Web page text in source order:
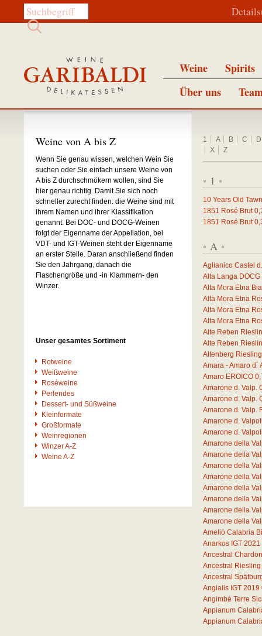
Diese Website durchsuchen:
Weine
Spirits
Über uns
1 A B C
D
X
Z
* 1 *
10 Years Old
1851 Rosé Brut
1851 Rosé Brut
* A *
Aglianico Castel
Alta Langa
Alta Mora Etna
Alta Mora Etna
Alta Mora Etna
Alta Mora Etna
Alte Reben
Alte Reben
Altenberg
Amara - Amaro d´
Amaro EROICO
Amarone d. Valp.
Amarone d. Valp.
Amarone d. Valp.
Amarone d.
Amarone d.
Amarone della
Amarone della
Amarone della
Amarone della
Amarone della
Amarone della
Amarone della
Amarone della
Ameliò Calabria
Anarkos IGT 2021
Ancestral
Ancestral
Ancestral
Angialis IGT 2019
Angimbé Terre
Appianum
Appianum
Weine von A bis Z
Wenn Sie genau wissen, welchen Wein Sie
suchen oder Sie einfach unsere Weine von
A bis Z durchschmökern wollen, sind Sie
hier genau richtig. Damit Sie sich noch
schneller zurecht finden: die Weine sind mit
ihrem Namen und ihrer Klassifikation
genannt. Bei DOC- und DOCG-Weinen
folgt der Eigenname der Appellation, bei
VDT- und IGT-Weinen steht der Eigenname
an erster Stelle. Daran anschließend finden
Sie den Jahrgang, danach die
Flaschengröße und -in Klammern- den
Winzer.
Unser gesamtes Sortiment
Rotweine
Weißweine
Roséweine
Perlendes
Dessert- und Süßweine
Kleinformate
Großformate
Weinregionen
Winzer A-Z
Weine A-Z